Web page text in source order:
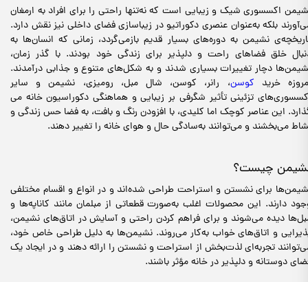
اکسسوری شیک و زیبایی است که نه‌تنها راحتی را برای افراد به ارمغان
بلکه به‌عنوان عنصری دکوراتیو در زیباسازی فضای داخلی نیز نقش دارد.
نشیمن‌ به دوره‌های بسیار قدیم بازمی‌گردد، زمانی که انسان‌ها به
خلق فضاهای راحت و دلپذیر برای زندگی خود بودند. با گذر زمان،
دچار تغییرات بسیاری شدند و به شکل‌های متنوع و جذابی درآمدند.
خرید کوسن، رانر، کوسن، شال مبل، رومیزی، نشیمن و سایر
تزئینی تأثیر شگرفی بر زیبایی و هماهنگی دکوراسیون خانه می
این عناصر کوچک اما کلیدی، با افزودن رنگ و بافت، به فضا حس زندگی و
می‌بخشند و می‌توانند به‌سادگی حال و هوای خانه را تغییر دهند.
چیست؟
برای نشستن و استراحت طراحی شده‌اند و در انواع و اقسام مختلفی
دارند. این محصولات اغلب به‌صورت قطعاتی از مبلمان مانند کاناپه‌ها و
دیده می‌شوند و برای فراهم کردن راحتی و آسایش در اتاق‌های نشیمن،
و اتاق‌های خواب به‌کار می‌روند. نشیمن‌ها به دلیل طراحی خاص خود،
تجربه‌ای لذت‌بخش از استراحت و نشستن را ارائه دهند و در ایجاد یک
دوستانه و دلپذیر در خانه مؤثر باشند.